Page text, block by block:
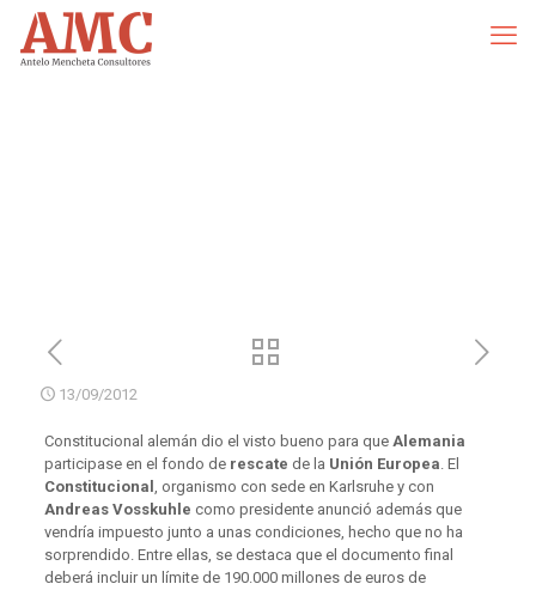
13/09/2012
Constitucional alemán dio el visto bueno para que Alemania
participase en el fondo derescate de la Unión Europea. El
Constitucional , organismo con sede en Karlsruhe y con
Andreas Vosskuhle como presidente anunció además que
vendría impuesto junto a unas condiciones, hecho que no ha
sorprendido. Entre ellas, se destaca que el documento final
deberá incluir un límite de 190.000 millones de euros de